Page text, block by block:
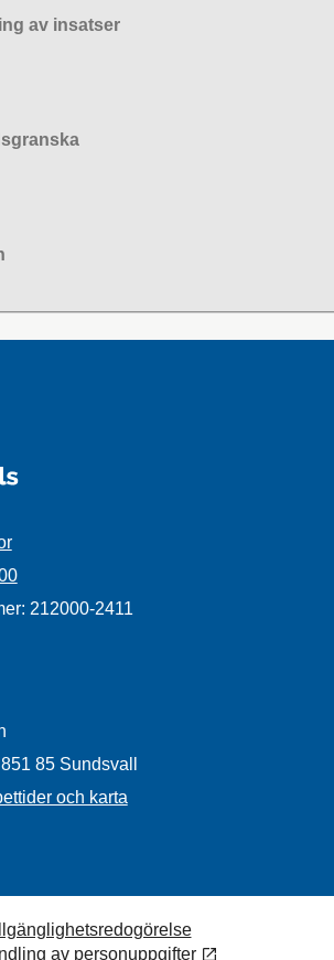
av insatser
212000-2411
85 Sundsvall
och karta
av personuppgifter